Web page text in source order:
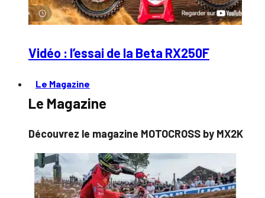
Vidéo : l’essai de la Beta RX250F
Le Magazine
Le Magazine
Découvrez le magazine MOTOCROSS by MX2K